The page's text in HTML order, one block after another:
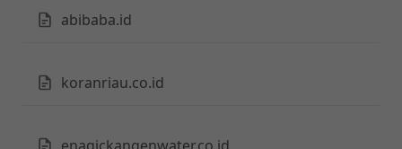
abibaba.id
koranriau.co.id